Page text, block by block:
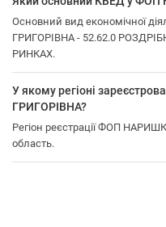
Основний вид економічної
ГРИГОРІВНА - 52.62.0
РИНКАХ.
У якому регіоні
ГРИГОРІВНА?
Регіон реєстрації ФОП
область.